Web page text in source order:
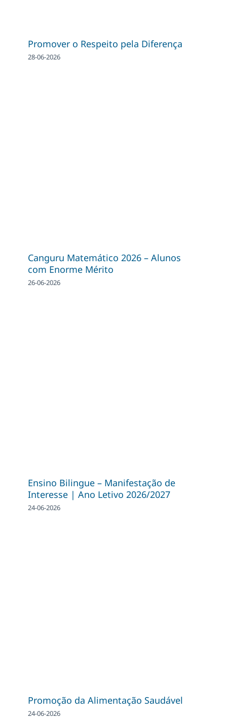
Promover o Respeito pela Diferença
28-06-2026
Canguru Matemático 2026 – Alunos
com Enorme Mérito
26-06-2026
Ensino Bilingue – Manifestação de
Interesse | Ano Letivo 2026/2027
24-06-2026
Promoção da Alimentação Saudável
24-06-2026